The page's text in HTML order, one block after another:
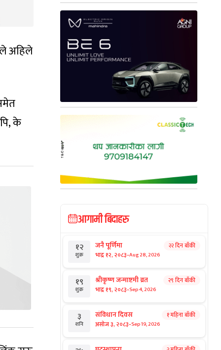
अहिले
के
आगामी बिदाहरु
१२
शुक्र
जनै पूर्णिमा
भाद्र १२, २०८३-Aug 28, 2026
२२ दिन बाँकी
१९
शुक्र
श्रीकृष्ण जन्माष्टमी व्रत
भाद्र १९, २०८३-Sep 4, 2026
२९ दिन बाँकी
३
शनि
संविधान दिवस
असोज ३, २०८३-Sep 19, 2026
१ महिना बाँकी